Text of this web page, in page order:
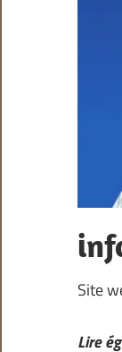
Site
Lire